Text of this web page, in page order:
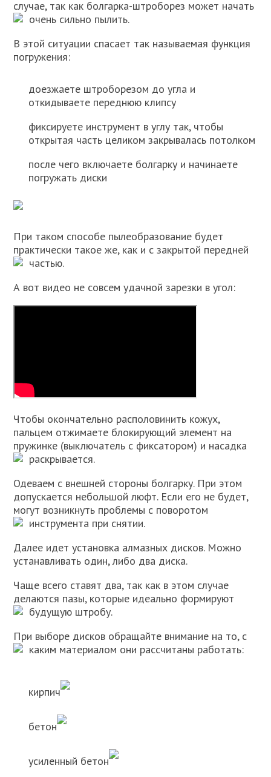
случае, так как болгарка-штроборез может начать
очень сильно пылить.
В этой ситуации спасает так называемая функция
погружения:
доезжаете штроборезом до угла и
откидываете переднюю клипсу
фиксируете инструмент в углу так, чтобы
открытая часть целиком закрывалась потолком
после чего включаете болгарку и начинаете
погружать диски
При таком способе пылеобразование будет
практически такое же, как и с закрытой передней
частью.
А вот видео не совсем удачной зарезки в угол:
Чтобы окончательно располовинить кожух,
пальцем отжимаете блокирующий элемент на
пружинке (выключатель с фиксатором) и насадка
раскрывается.
Одеваем с внешней стороны болгарку. При этом
допускается небольшой люфт. Если его не будет,
могут возникнуть проблемы с поворотом
инструмента при снятии.
Далее идет установка алмазных дисков. Можно
устанавливать один, либо два диска.
Чаще всего ставят два, так как в этом случае
делаются пазы, которые идеально формируют
будущую штробу.
При выборе дисков обращайте внимание на то, с
каким материалом они рассчитаны работать:
кирпич
бетон
усиленный бетон